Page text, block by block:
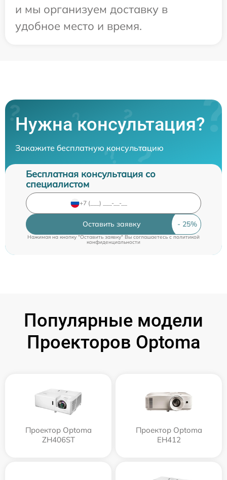
и мы организуем доставку в
удобное место и время.
Нужна консультация?
Закажите бесплатную консультацию
Бесплатная консультация со
специалистом
Оставить заявку
Нажимая на кнопку "Оставить заявку" Вы соглашаетесь cполитикой
конфиденциальности
Популярные модели
Проекторов Optoma
Проектор Optoma
ZH406ST
Проектор Optoma
EH412